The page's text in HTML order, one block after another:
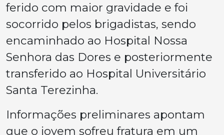
ferido com maior gravidade e foi
socorrido pelos brigadistas, sendo
encaminhado ao Hospital Nossa
Senhora das Dores e posteriormente
transferido ao Hospital Universitário
Santa Terezinha.
Informações preliminares apontam
que o jovem sofreu fratura em um